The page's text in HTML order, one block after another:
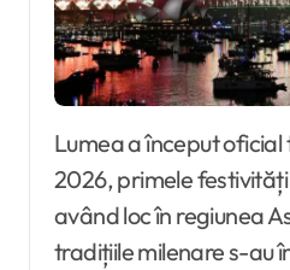
Lumea a început oficial trecerea în anul
2026, primele
având loc în regiunea
tradițiile milenare s-au